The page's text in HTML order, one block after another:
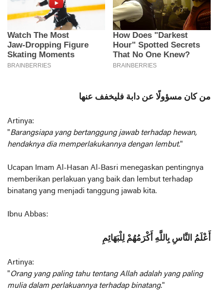
من كان مسؤولًا عن دابة فليخفف عنها
Artinya:
"Barangsiapa yang bertanggung jawab terhadap hewan,
hendaknya dia memperlakukannya dengan lembut."
Ucapan Imam Al-Hasan Al-Basri menegaskan pentingnya
memberikan perlakuan yang baik dan lembut terhadap
binatang yang menjadi tanggung jawab kita.
Ibnu Abbas:
أَعْلَمُ النَّاسِ بِاللَّهِ أَكْرَمُهُمْ لِلْبَهَائِمِ
Artinya:
"Orang yang paling tahu tentang Allah adalah yang paling
mulia dalam perlakuannya terhadap binatang."